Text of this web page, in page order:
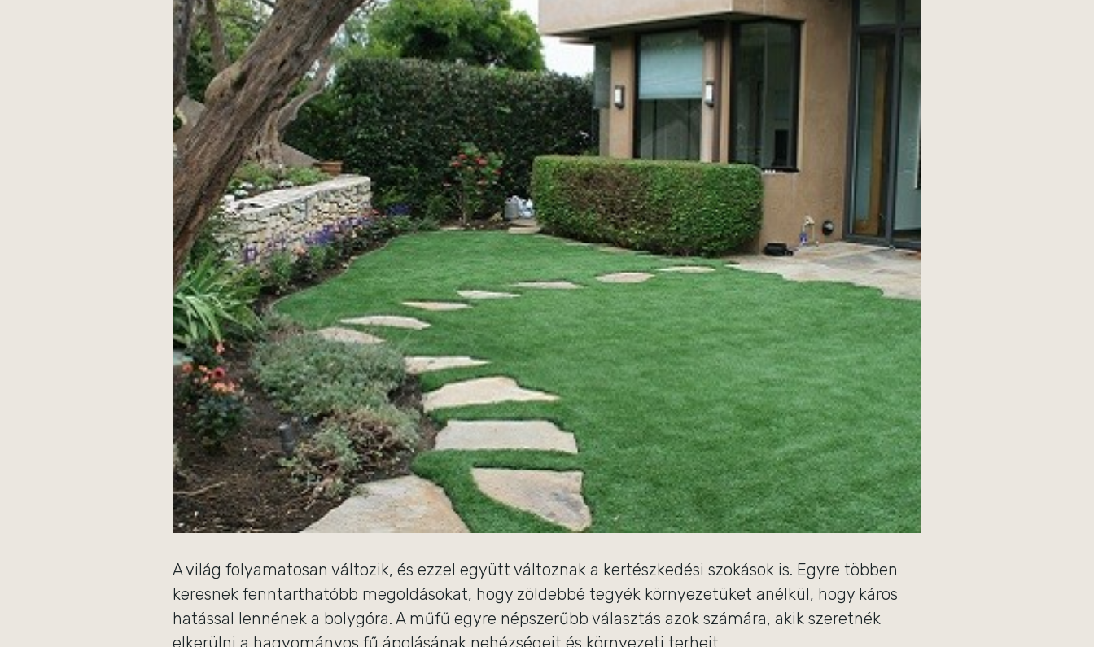
A világ folyamatosan változik, és ezzel együtt változnak a kertészkedési szokások is. Egyre többen
keresnek fenntarthatóbb megoldásokat, hogy zöldebbé tegyék környezetüket anélkül, hogy káros
hatással lennének a bolygóra. A műfű egyre népszerűbb választás azok számára, akik szeretnék
elkerülni a hagyományos fű ápolásának nehézségeit és környezeti terheit.